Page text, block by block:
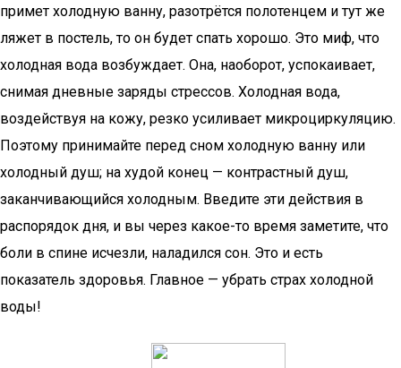
примет холодную ванну, разотрётся полотенцем и тут же
ляжет в постель, то он будет спать хорошо. Это миф, что
холодная вода возбуждает. Она, наоборот, успокаивает,
снимая дневные заряды стрессов. Холодная вода,
воздействуя на кожу, резко усиливает микроциркуляцию.
Поэтому принимайте перед сном холодную ванну или
холодный душ; на худой конец — контрастный душ,
заканчивающийся холодным. Введите эти действия в
распорядок дня, и вы через какое-то время заметите, что
боли в спине исчезли, наладился сон. Это и есть
показатель здоровья. Главное — убрать страх холодной
воды!